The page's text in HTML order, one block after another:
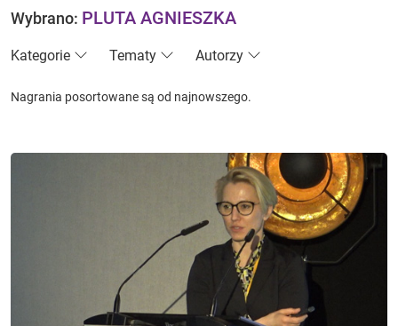
Wybrano: PLUTA AGNIESZKA
Kategorie Tematy Autorzy
Nagrania posortowane są od najnowszego.